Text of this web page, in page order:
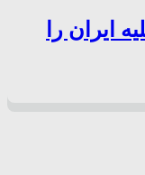
ایران را